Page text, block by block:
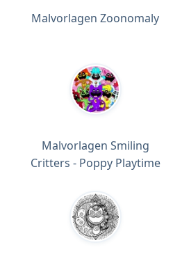
Malvorlagen Zoonomaly
Malvorlagen Smiling
Critters - Poppy Playtime